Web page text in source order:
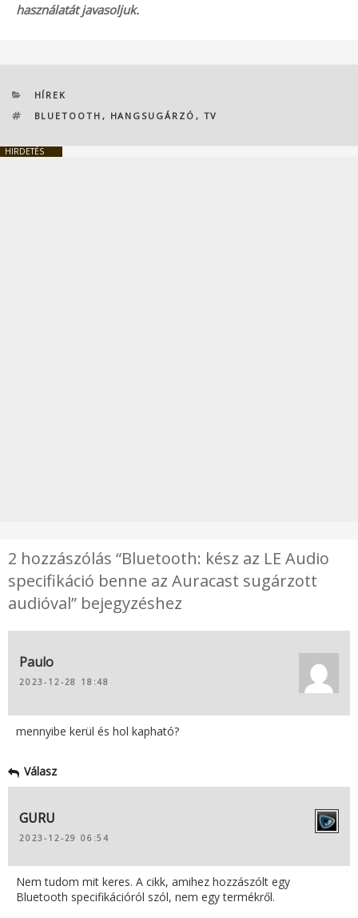
használatát javasoljuk.
KATEGÓRIÁK
HÍREK
CÍMKÉK
BLUETOOTH , HANGSUGÁRZÓ , TV
HIRDETÉS
2 hozzászólás “Bluetooth: kész az LE Audio
specifikáció benne az Auracast sugárzott
audióval” bejegyzéshez
Paulo
2023-12-28 18:48
mennyibe kerül és hol kapható?
Válasz
GURU
2023-12-29 06:54
Nem tudom mit keres. A cikk, amihez hozzászólt egy
Bluetooth specifikációról szól, nem egy termékről.